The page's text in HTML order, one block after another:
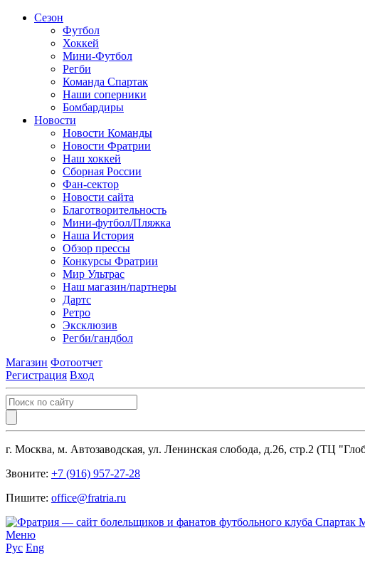
Сезон
Футбол
Хоккей
Мини-Футбол
Регби
Команда Спартак
Наши соперники
Бомбардиры
Новости
Новости Команды
Новости Фратрии
Наш хоккей
Сборная России
Фан-cектор
Новости сайта
Благотворительность
Мини-футбол/Пляжка
Наша История
Обзор прессы
Конкурсы Фратрии
Мир Ультрас
Наш магазин/партнеры
Дартс
Ретро
Эксклюзив
Регби/гандбол
Магазин Фотоотчет
Регистрация Вход
г. Москва, м. Автозаводская, ул. Ленинская слобода, д.26, стр.2 (ТЦ
Звоните: +7 (916) 957-27-28
Пишите: office@fratria.ru
Меню
Рус Eng